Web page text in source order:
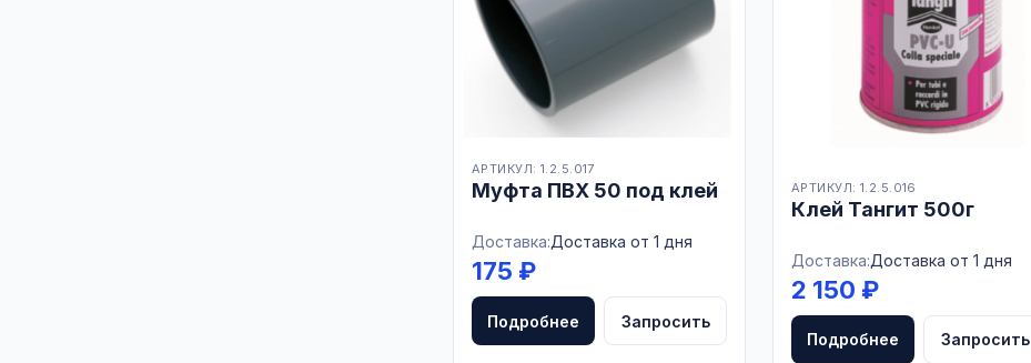
АРТИКУЛ: 1.2.5.017
Муфта ПВХ 50 под клей
Доставка:Доставка от 1 дня
175 ₽
Подробнее Запросить
АРТИКУЛ: 1.2.5.016
Клей Тангит 500г
Доставка:Доставка от 1 дня
2 150 ₽
Подробнее Запросить